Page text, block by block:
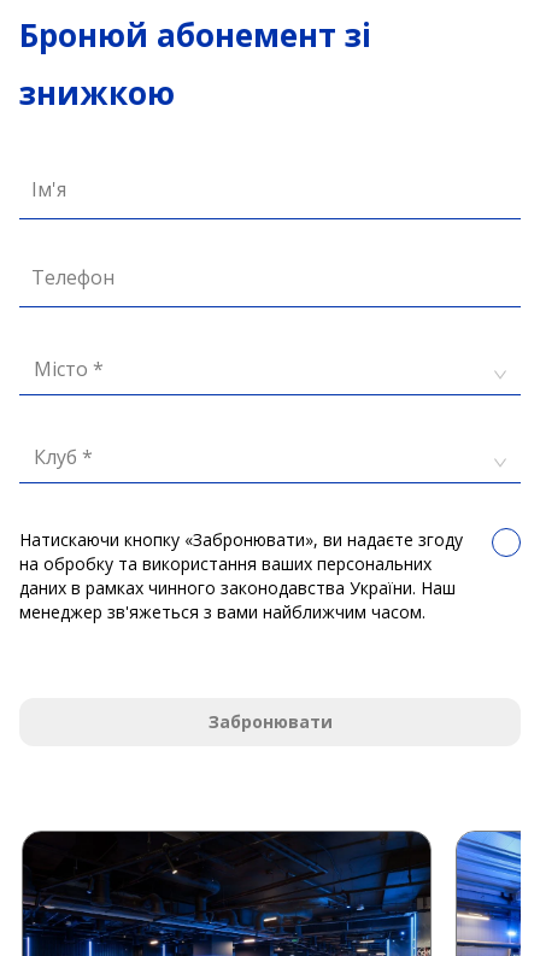
Бронюй абонемент зі
знижкою
Ім'я
Телефон
Місто *
Клуб *
Натискаючи кнопку «Забронювати», ви надаєте згоду
на обробку та використання ваших персональних
даних в рамках чинного законодавства України. Наш
менеджер зв'яжеться з вами найближчим часом.
Забронювати